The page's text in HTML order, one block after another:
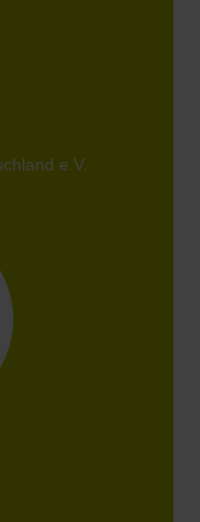
e.V.